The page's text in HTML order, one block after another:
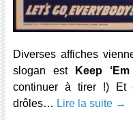
Diverses affiches
slogan est
Keep
continuer à tirer !) Et
drôles… Lire la suite →